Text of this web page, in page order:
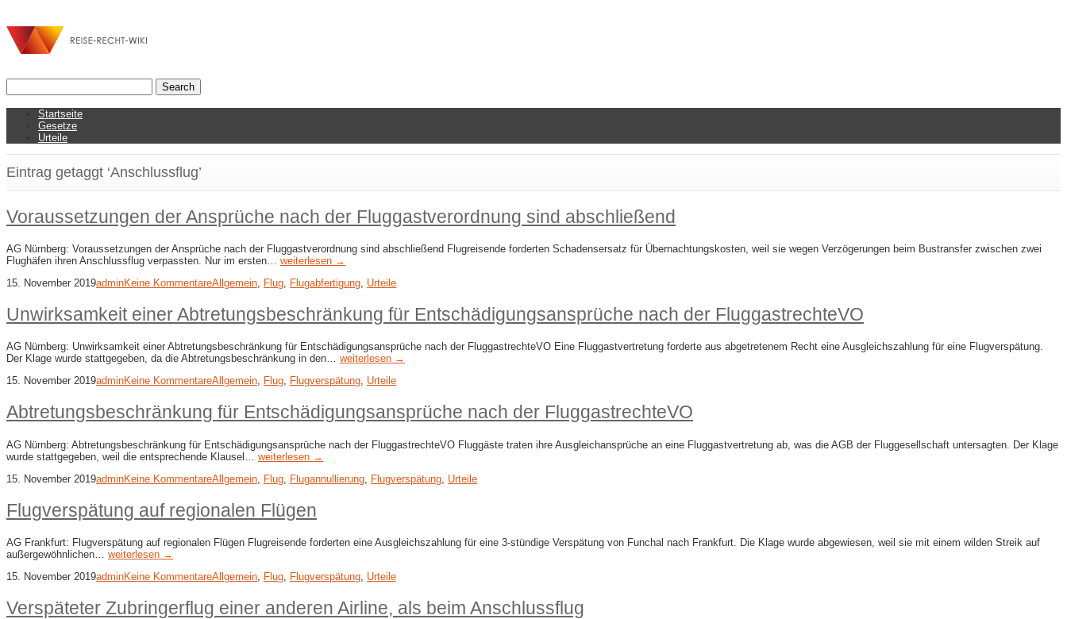
Startseite
Gesetze
Urteile
Eintrag getaggt ‘Anschlussflug’
Voraussetzungen der Ansprüche nach der Fluggastverordnung sind abschließend
AG Nürnberg: Voraussetzungen der Ansprüche nach der Fluggastverordnung sind abschließend Flugreisende forderten Schadensersatz für Übernachtungskosten, weil sie wegen Verzögerungen beim Bustransfer zwischen zwei
Flughäfen ihren Anschlussflug verpassten. Nur im ersten… weiterlesen →
15. November 2019adminKeine KommentareAllgemein, Flug, Flugabfertigung, Urteile
Unwirksamkeit einer Abtretungsbeschränkung für Entschädigungsansprüche nach der FluggastrechteVO
AG Nürnberg: Unwirksamkeit einer Abtretungsbeschränkung für Entschädigungsansprüche nach der FluggastrechteVO Eine Fluggastvertretung forderte aus abgetretenem Recht eine Ausgleichszahlung für eine Flugverspätung.
Der Klage wurde stattgegeben, da die Abtretungsbeschränkung in den… weiterlesen →
15. November 2019adminKeine KommentareAllgemein, Flug, Flugverspätung, Urteile
Abtretungsbeschränkung für Entschädigungsansprüche nach der FluggastrechteVO
AG Nürnberg: Abtretungsbeschränkung für Entschädigungsansprüche nach der FluggastrechteVO Fluggäste traten ihre Ausgleichansprüche an eine Fluggastvertretung ab, was die AGB der Fluggesellschaft untersagten. Der Klage
wurde stattgegeben, weil die entsprechende Klausel… weiterlesen →
15. November 2019adminKeine KommentareAllgemein Flug Flugannullierung Flugverspätung Urteile
Flugverspätung auf regionalen Flügen
AG Frankfurt: Flugverspätung auf regionalen Flügen Flugreisende forderten eine Ausgleichszahlung für eine 3-stündige Verspätung von Funchal nach Frankfurt. Die Klage wurde abgewiesen, weil sie mit einem wilden Streik auf
außergewöhnlichen… weiterlesen →
15. November 2019adminKeine KommentareAllgemein Flug Flugverspätung Urteile
Verspäteter Zubringerflug einer anderen Airline, als beim Anschlussflug